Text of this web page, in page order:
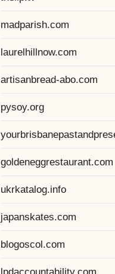
madparish.com
laurelhillnow.com
artisanbread-abo.com
pysoy.org
goldeneggrestaurant.com
ukrkatalog.info
japanskates.com
blogoscol.com